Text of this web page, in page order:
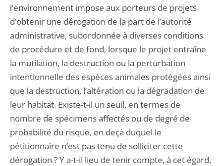
l’environnement impose aux porteurs de projets
d’obtenir une dérogation de la part de l’autorité
administrative, subordonnée à diverses conditions
de procédure et de fond, lorsque le projet entraîne
la mutilation, la destruction ou la perturbation
intentionnelle des espèces animales protégées ainsi
que la destruction, l’altération ou la dégradation de
leur habitat. Existe-t-il un seuil, en termes de
nombre de spécimens affectés ou de degré de
probabilité du risque, en deçà duquel le
pétitionnaire n’est pas tenu de solliciter cette
dérogation ? Y a-t-il lieu de tenir compte, à cet égard,